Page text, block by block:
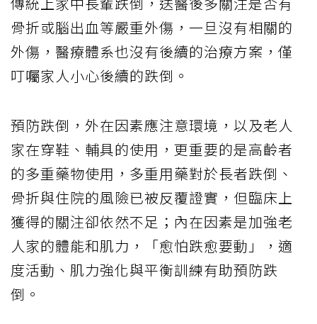
骨折或腦出血等嚴重外傷，一旦沒有相關的
外傷，醫療體系也沒有後續的治療方案，僅
叮囑家人小心後續的跌倒。
預防跌倒，外在因素應注意環境，以及老人
家在穿鞋、輔具的使用，更重要的是高齡者
的多重藥物使用，多重用藥對於長者跌倒、
骨折與住院的風險已被反覆證實，但臨床上
獲得的關注卻依然不足；內在因素是加強老
人家的體能和肌力，「愈怕跌愈要動」，適
度活動、肌力強化與平衡訓練有助預防跌
倒。